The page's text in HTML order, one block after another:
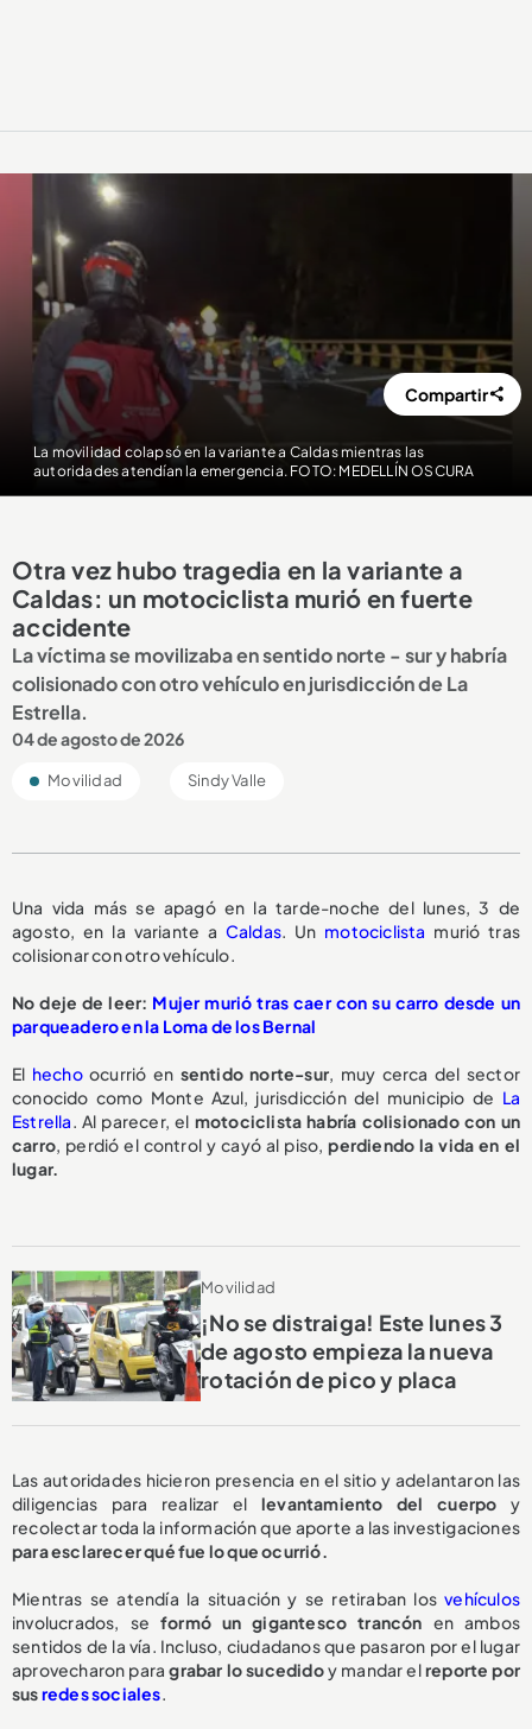
La movilidad colapsó en la variante a Caldas mientras las
autoridades atendían la emergencia. FOTO: MEDELLÍN OSCURA
Compartir
Otra vez hubo tragedia en la variante a
Caldas: un motociclista murió en fuerte
accidente
La víctima se movilizaba en sentido norte - sur y habría
colisionado con otro vehículo en jurisdicción de La
Estrella.
04 de agosto de 2026
Movilidad Sindy Valle
Una vida más se apagó en la tarde-noche del lunes, 3 de
agosto, en la variante a Caldas. Un motociclista murió tras
colisionar con otro vehículo.
No deje de leer: Mujer murió tras caer con su carro desde un
parqueadero en la Loma de los Bernal
El hechoocurrió en sentido norte-sur, muy cerca del sector
conocido como Monte Azul, jurisdicción del municipio de La
Estrella. Al parecer, el motociclista habría colisionado con un
carro, perdió el control y cayó al piso,perdiendo la vida en el
lugar.
Movilidad
¡No se distraiga! Este lunes 3
de agosto empieza la nueva
rotación de pico y placa
Las autoridades hicieron presencia en el sitio y adelantaron las
diligencias para realizar el levantamiento del cuerpo y
recolectar toda la información que aporte a las investigaciones
para esclarecer qué fue lo que ocurrió.
Mientras se atendía la situación y se retiraban losvehículos
involucrados, se formó un gigantesco trancón en ambos
sentidos de la vía. Incluso, ciudadanos que pasaron por el lugar
aprovecharon paragrabar lo sucedidoy mandar elreporte por
susredes sociales.